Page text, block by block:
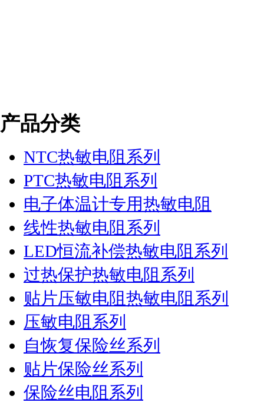
产品分类
NTC热敏电阻系列
PTC热敏电阻系列
电子体温计专用热敏电阻
线性热敏电阻系列
LED恒流补偿热敏电阻系列
过热保护热敏电阻系列
贴片压敏电阻热敏电阻系列
压敏电阻系列
自恢复保险丝系列
贴片保险丝系列
保险丝电阻系列